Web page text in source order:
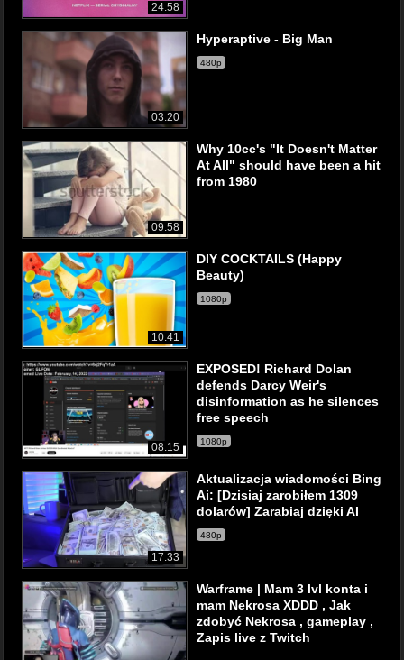
24:58
03:20
Hyperaptive - Big Man
480p
09:58
Why 10cc's "It Doesn't Matter
At All" should have been a hit
from 1980
10:41
DIY COCKTAILS (Happy
Beauty)
1080p
08:15
EXPOSED! Richard Dolan
defends Darcy Weir's
disinformation as he silences
free speech
1080p
17:33
Aktualizacja wiadomości Bing
Ai: [Dzisiaj zarobiłem 1309
dolarów] Zarabiaj dzięki AI
480p
Warframe | Mam 3 lvl konta i
mam Nekrosa XDDD , Jak
zdobyć Nekrosa , gameplay ,
Zapis live z Twitch